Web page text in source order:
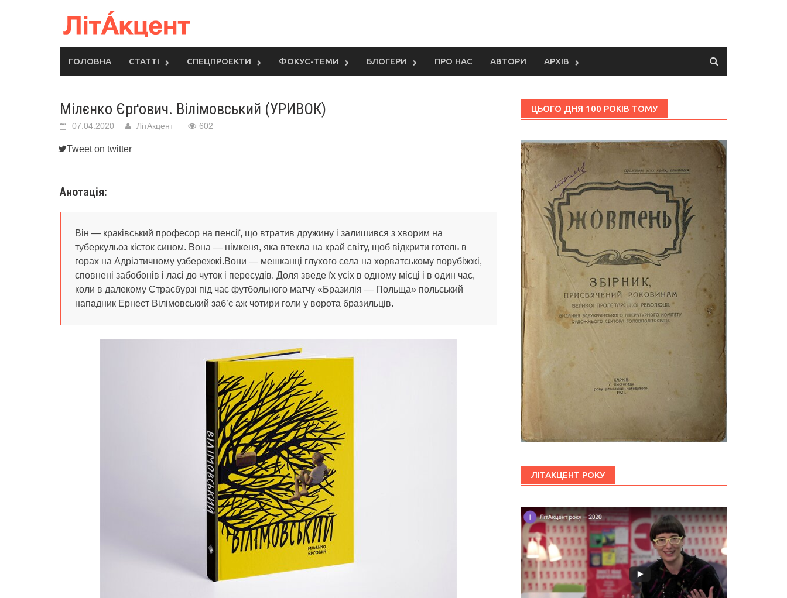
ГОЛОВНА СТАТТІ СПЕЦПРОЕКТИ ФОКУС-ТЕМИ БЛОГЕРИ ПРО НАС АВТОРИ АРХІВ
Мілєнко Єрґович. Вілімовський (УРИВОК)
07.04.2020 ЛітАкцент 602
Tweet on twitter
Анотація:
Він — краківський професор на пенсії, що втратив дружину і залишився з хворим на
туберкульоз кісток сином. Вона — німкеня, яка втекла на край світу, щоб відкрити готель в
горах на Адріатичному узбережжі.Вони — мешканці глухого села на хорватському порубіжжі,
сповнені забобонів і ласі до чуток і пересудів. Доля зведе їх усіх в одному місці і в один час,
коли в далекому Страсбурзі під час футбольного матчу «Бразилія — Польща» польський
нападник Ернест Вілімовський заб’є аж чотири голи у ворота бразильців.
ЦЬОГО ДНЯ 100 РОКІВ ТОМУ
ЛІТАКЦЕНТ РОКУ